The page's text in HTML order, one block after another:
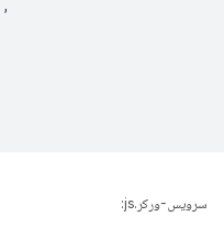
,
سرویس-ورکر.js: